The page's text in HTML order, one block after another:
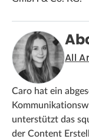
All
Caro hat ein
unterstützt das
der Content